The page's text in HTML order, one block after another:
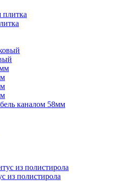
каналом 58мм
из полистирола